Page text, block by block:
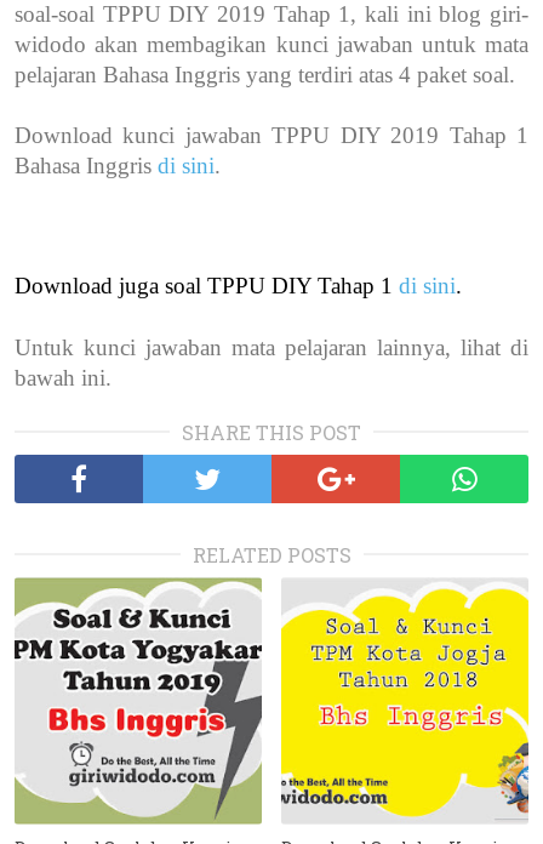
soal-soal TPPU DIY 2019 Tahap 1, kali ini blog giri-
widodo akan membagikan kunci jawaban untuk mata
pelajaran Bahasa Inggris yang terdiri atas 4 paket soal.
Download kunci jawaban TPPU DIY 2019 Tahap 1
Bahasa Inggris di sini.
Download juga soal TPPU DIY Tahap 1 di sini.
Untuk kunci jawaban mata pelajaran lainnya, lihat di
bawah ini.
SHARE THIS POST
RELATED POSTS